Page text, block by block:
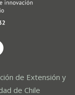
de Extensión y
de Chile